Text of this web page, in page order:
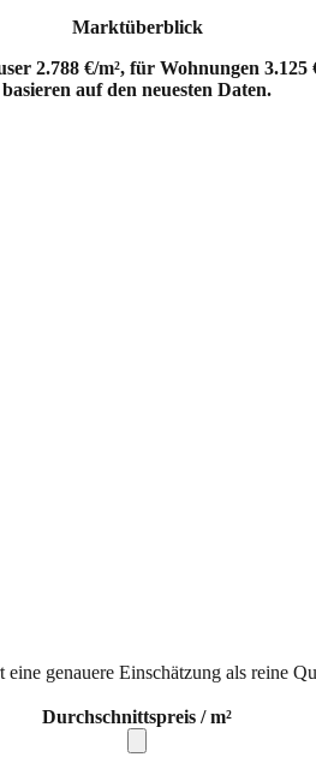
Marktüberblick
2.788 €/m², für Wohnungen
basieren auf den neuesten Daten.
genauere Einschätzung als reine
Durchschnittspreis / m²